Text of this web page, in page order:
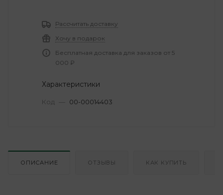
Рассчитать доставку
Хочу в подарок
Бесплатная доставка для заказов от 5
000 ₽
Характеристики
Код — 00-00014403
ОПИСАНИЕ ОТЗЫВЫ КАК КУПИТЬ